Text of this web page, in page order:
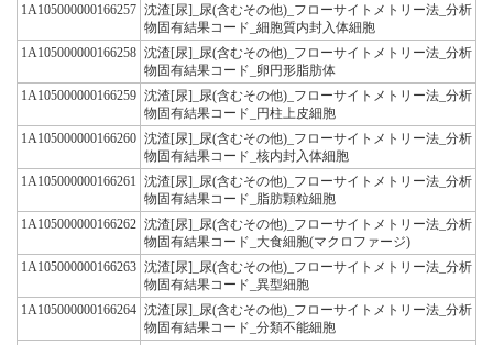
1A105000000166257 沈渣[尿]_尿(含むその他)_フローサイトメトリー法_分析
物固有結果コード_細胞質内封入体細胞
1A105000000166258 沈渣[尿]_尿(含むその他)_フローサイトメトリー法_分析
物固有結果コード_卵円形脂肪体
1A105000000166259 沈渣[尿]_尿(含むその他)_フローサイトメトリー法_分析
物固有結果コード_円柱上皮細胞
1A105000000166260 沈渣[尿]_尿(含むその他)_フローサイトメトリー法_分析
物固有結果コード_核内封入体細胞
1A105000000166261
沈渣[尿]_尿(含むその他)_フローサイトメトリー法_分析
物固有結果コード_脂肪顆粒細胞
1A105000000166262 沈渣[尿]_尿(含むその他)_フローサイトメトリー法_分析
物固有結果コード_大食細胞(マクロファージ)
1A105000000166263 沈渣[尿]_尿(含むその他)_フローサイトメトリー法_分析
物固有結果コード_異型細胞
1A105000000166264 沈渣[尿]_尿(含むその他)_フローサイトメトリー法_分析
物固有結果コード_分類不能細胞